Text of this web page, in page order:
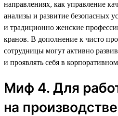
направлениях, как управление
анализы и развитие безопасных
и традиционно женские
кранов. В дополнение к чисто
сотрудницы могут активно
и проявлять себя в
Миф 4. Для
на